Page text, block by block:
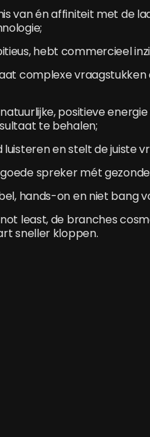
van én affiniteit met de
hebt commercieel
complexe
positieve
te behalen;
luisteren en stelt de juiste
spreker mét
hands-on en niet bang
least, de branches
sneller kloppen.